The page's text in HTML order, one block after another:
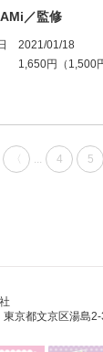
／監修
2021/01/18
1,650円（1,500
〈 ... 4 5
京都文京区湯島2-